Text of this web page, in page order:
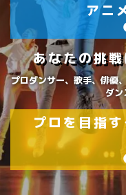
アニ
あなたの挑
プロダンサー、歌手、俳優
ダン
プロを目指